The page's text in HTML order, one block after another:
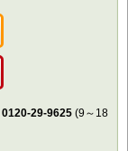
Amazonで購入
楽天で購入
0120-29-9625 (9～18